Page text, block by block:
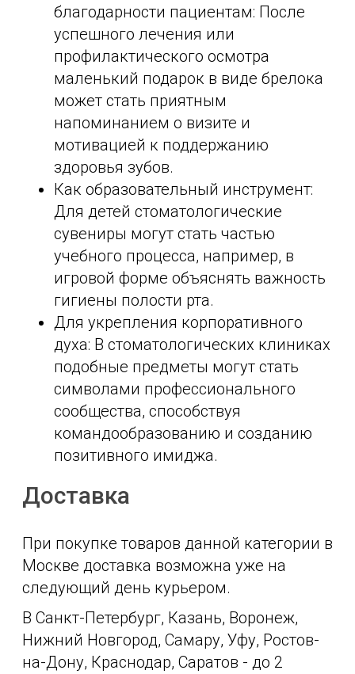
благодарности пациентам: После
успешного лечения или
профилактического осмотра
маленький подарок в виде брелока
может стать приятным
напоминанием о визите и
мотивацией к поддержанию
здоровья зубов.
Как образовательный инструмент:
Для детей стоматологические
сувениры могут стать частью
учебного процесса, например, в
игровой форме объяснять важность
гигиены полости рта.
Для укрепления корпоративного
духа: В стоматологических клиниках
подобные предметы могут стать
символами профессионального
сообщества, способствуя
командообразованию и созданию
позитивного имиджа.
Доставка
При покупке товаров данной категории в
Москве доставка возможна уже на
следующий день курьером.
В Санкт-Петербург, Казань, Воронеж,
Нижний Новгород, Самару, Уфу, Ростов-
на-Дону, Краснодар, Саратов - до 2